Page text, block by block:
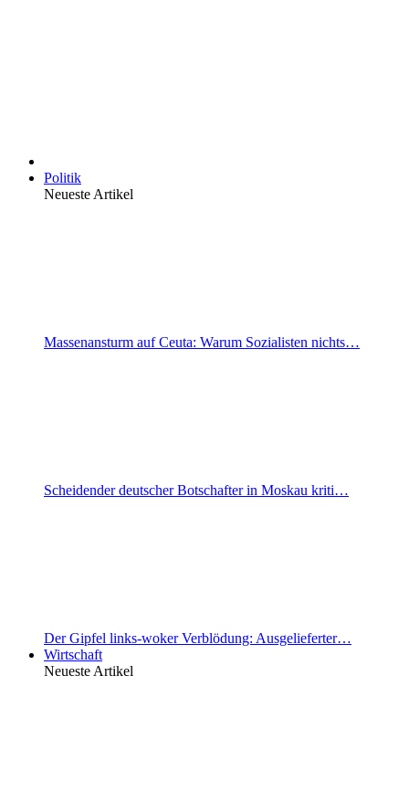
Politik
Neueste Artikel
Massenansturm auf Ceuta: Warum Sozialisten nichts…
Scheidender deutscher Botschafter in Moskau kriti…
Der Gipfel links-woker Verblödung: Ausgelieferter…
Wirtschaft
Neueste Artikel